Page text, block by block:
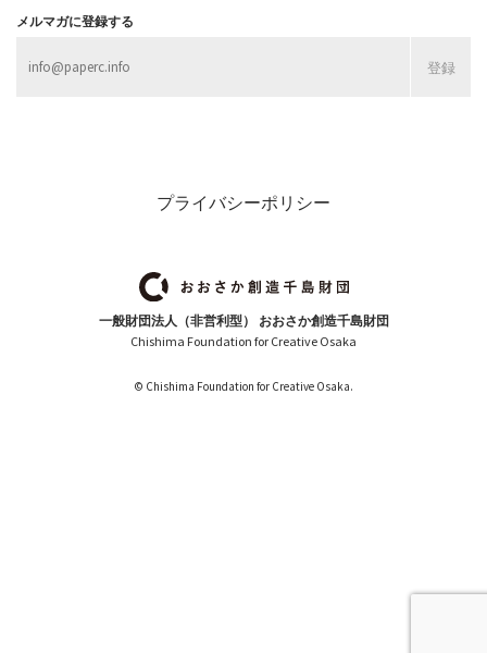
メルマガに登録する
プライバシーポリシー
一般財団法人（非営利型） おおさか創造千島財団
Chishima Foundation for Creative Osaka
© Chishima Foundation for Creative Osaka.